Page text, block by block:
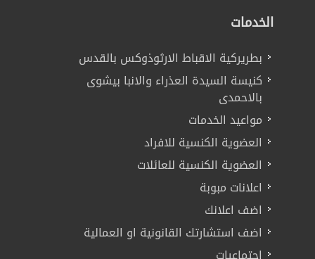
الخدمات
بطريركية الاقباط الارثوذوكس بالقدس
كنيسة السيدة العذراء والانبا بيشوى
بالاحمدى
مواعيد الخدمات
العضوية الكنسية للافراد
العضوية الكنسية للعائلات
اعلانات مبوبة
اضف اعلانك
اضف استشارتك القانونية او العمالية